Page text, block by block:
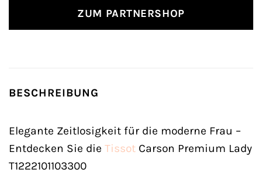
ZUM PARTNERSHOP
BESCHREIBUNG
Elegante Zeitlosigkeit für die moderne Frau –
Entdecken Sie die Tissot Carson Premium Lady
T1222101103300